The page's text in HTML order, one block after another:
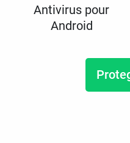
Antivirus pour
Android